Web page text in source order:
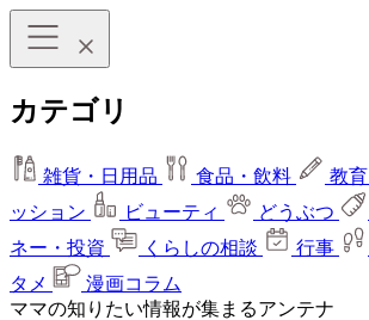
カテゴリ
雑貨・日用品 食品・飲料 教育
ッション
ビューティ どうぶつ
ネー・投資
くらしの相談 行事
タメ
漫画コラム
ママの知りたい情報が集まるアンテナ